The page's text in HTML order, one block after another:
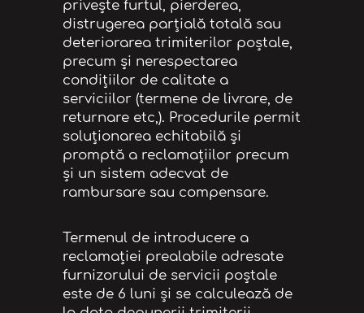
privește furtul, pierderea,
distrugerea parțială totală sau
deteriorarea trimiterilor poștale,
precum și nerespectarea
condițiilor de calitate a
serviciilor (termene de livrare, de
returnare etc,). Procedurile permit
soluționarea echitabilă și
promptă a reclamațiilor precum
și un sistem adecvat de
rambursare sau compensare.
Termenul de introducere a
reclamației prealabile adresate
furnizorului de servicii poștale
este de 6 luni și se calculează de